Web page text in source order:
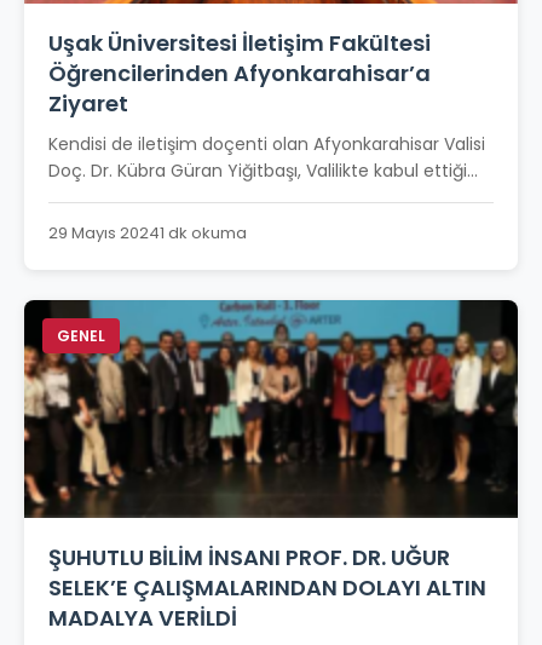
Uşak Üniversitesi İletişim Fakültesi
Öğrencilerinden Afyonkarahisar’a
Ziyaret
Kendisi de iletişim doçenti olan Afyonkarahisar Valisi
Doç. Dr. Kübra Güran Yiğitbaşı, Valilikte kabul ettiği...
29 Mayıs 20241 dk okuma
GENEL
ŞUHUTLU BİLİM İNSANI PROF. DR. UĞUR
SELEK’E ÇALIŞMALARINDAN DOLAYI ALTIN
MADALYA VERİLDİ